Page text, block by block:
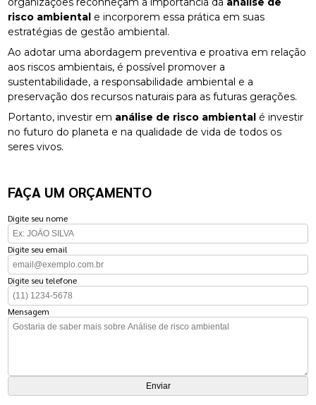
risco ambiental e incorporem essa prática em suas
estratégias de gestão ambiental.
Ao adotar uma abordagem preventiva e proativa em relação
aos riscos ambientais, é possível promover a
sustentabilidade, a responsabilidade ambiental e a
preservação dos recursos naturais para as futuras gerações.
Portanto, investir em análise de risco ambiental é investir
no futuro do planeta e na qualidade de vida de todos os
seres vivos.
FAÇA UM ORÇAMENTO
Digite seu nome
Digite seu email
Digite seu telefone
Mensagem